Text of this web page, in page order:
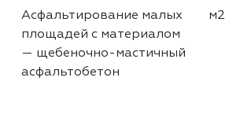
Асфальтирование малых
площадей с материалом
— щебеночно-мастичный
асфальтобетон
м2